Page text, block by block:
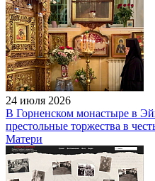
24 июля 2026
В Горненском монастыре в
престольные торжества в
Матери